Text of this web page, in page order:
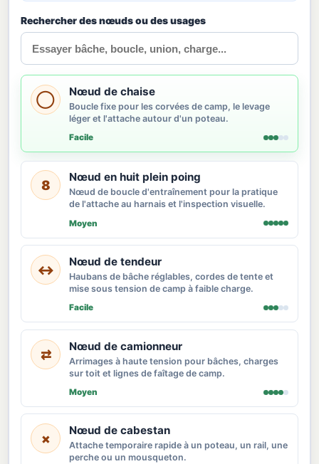
Rechercher des nœuds ou des usages
◯
Nœud de chaise
Boucle fixe pour les corvées de camp, le levage
léger et l'attache autour d'un poteau.
Facile
8
Nœud en huit plein poing
Nœud de boucle d'entraînement pour la pratique
de l'attache au harnais et l'inspection visuelle.
Moyen
↔
Nœud de tendeur
Haubans de bâche réglables, cordes de tente et
mise sous tension de camp à faible charge.
Facile
⇄
Nœud de camionneur
Arrimages à haute tension pour bâches, charges
sur toit et lignes de faîtage de camp.
Moyen
×
Nœud de cabestan
Attache temporaire rapide à un poteau, un rail, une
perche ou un mousqueton.